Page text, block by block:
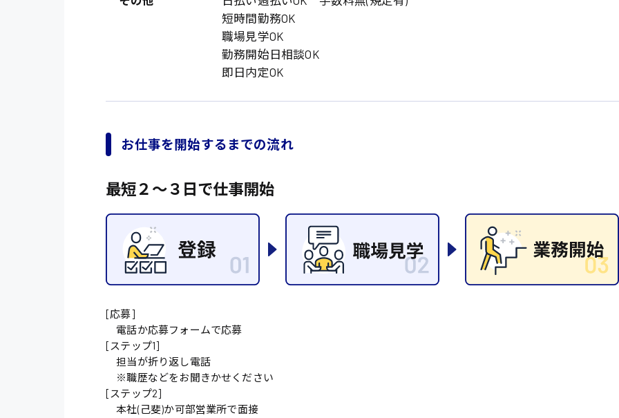
貿易事務
DTPオペレーター
レジ
接客 調理 洗い場
ラウンダー営業
施設管理・整備
福岡県 岡山県
熊本県
愛知県
時給1300円〜
時給1400円〜
短時間勤務OK
職場見学OK
勤務開始日相談OK
即日内定OK
お仕事を開始するまでの流れ
最短２〜３日で仕事開始
[応募]
電話か応募フォームで応募
[ステップ1]
担当が折り返し電話
※職歴などをお聞きかせください
[ステップ2]
本社(己斐)か可部営業所で面接